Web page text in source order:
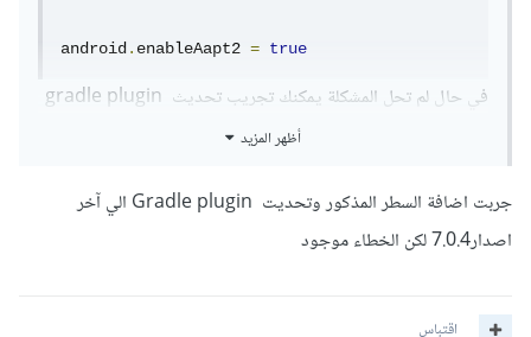
android.enableAapt2 = true
في حال لم تحل المشكلة يمكنك تجريب تحديث gradle plugin
أظهر المزيد
جربت اضافة السطر المذكور وتحديت Gradle plugin الي آخر
اصدار7.0.4 لكن الخطاء موجود
اقتباس